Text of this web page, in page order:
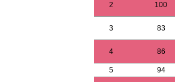
2 100
3 83
4 86
5 94